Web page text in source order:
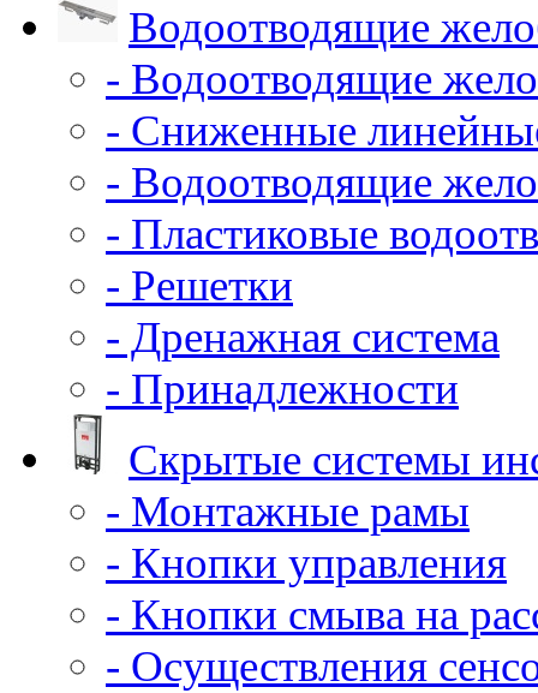
Водоотводящие
- Водоотводящие
- Сниженные
- Водоотводящие
- Пластиковые
- Решетки
- Дренажная система
- Принадлежности
Скрытые системы
- Монтажные рамы
- Кнопки управления
- Кнопки смыва на
- Осуществления